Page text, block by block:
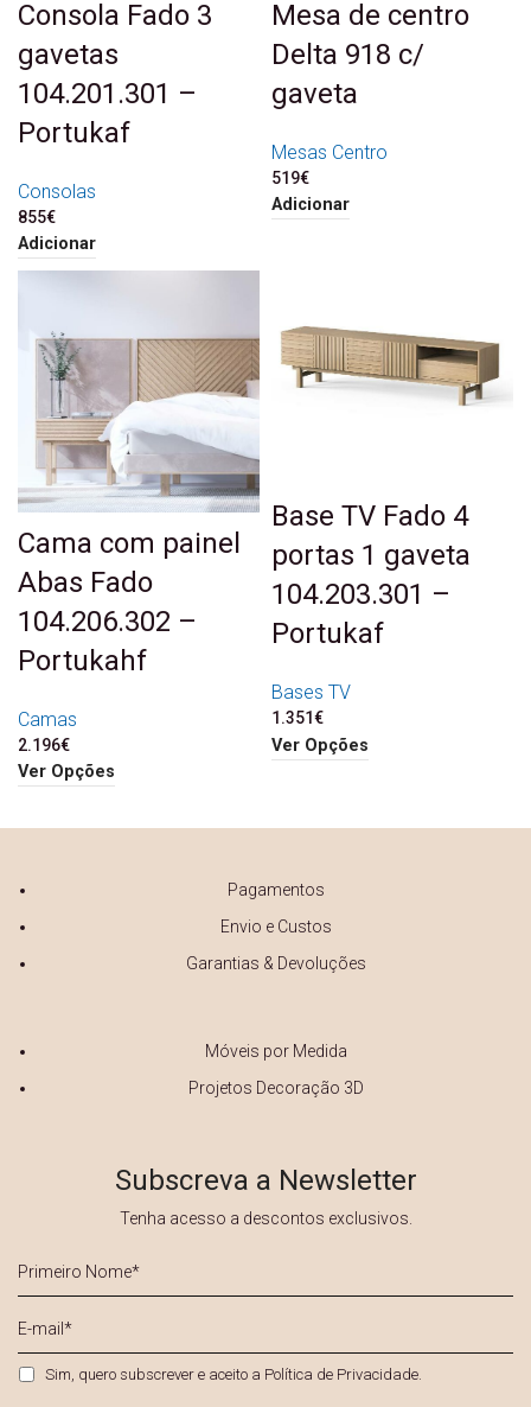
Consola Fado 3
gavetas
104.201.301 –
Portukaf
Consolas
855€
Adicionar
Mesa de centro
Delta 918 c/
gaveta
Mesas Centro
519€
Adicionar
Cama com painel
Abas Fado
104.206.302 –
Portukahf
Camas
2.196€
Ver Opções
Base TV Fado 4
portas 1 gaveta
104.203.301 –
Portukaf
Bases TV
1.351€
Ver Opções
Pagamentos
Envio e Custos
Garantias & Devoluções
Móveis por Medida
Projetos Decoração 3D
Subscreva a Newsletter
Tenha acesso a descontos exclusivos.
Nome
*
mail
Privacidade *
Sim, quero subscrever e aceito a Política de Privacidade